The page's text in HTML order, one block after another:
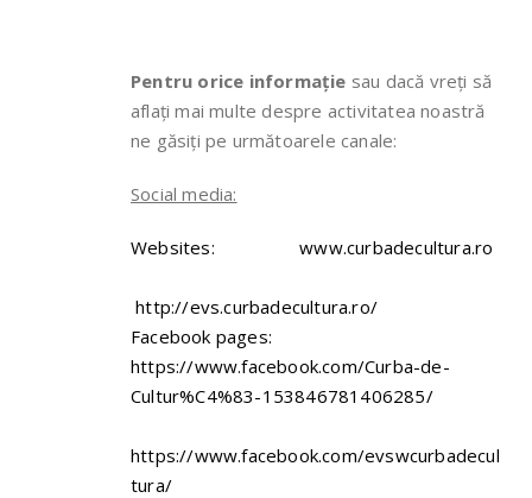
Pentru orice informație sau dacă vreți să
aflați mai multe despre activitatea noastră
ne găsiți pe următoarele canale:
Social media:
Websites:www.curbadecultura.ro
http://evs.curbadecultura.ro/
Facebook pages:
https://www.facebook.com/Curba-de-
Cultur%C4%83-153846781406285/
https://www.facebook.com/evswcurbadecul
tura/